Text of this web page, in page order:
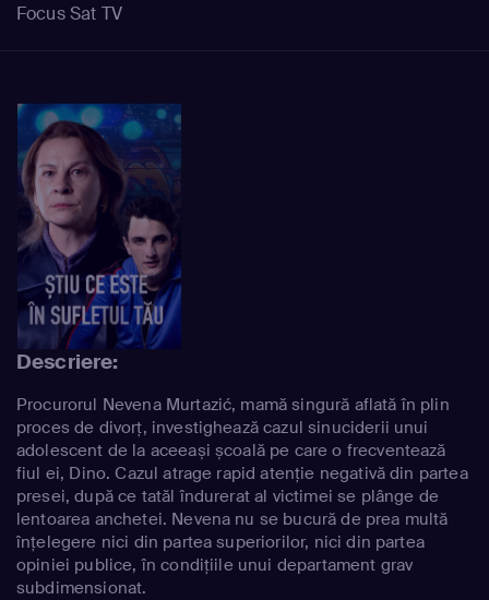
Focus Sat TV
Descriere:
Procurorul Nevena Murtazić, mamă singură aflată în plin
proces de divorț, investighează cazul sinuciderii unui
adolescent de la aceeași școală pe care o frecventează
fiul ei, Dino. Cazul atrage rapid atenție negativă din partea
presei, după ce tatăl îndurerat al victimei se plânge de
lentoarea anchetei. Nevena nu se bucură de prea multă
înțelegere nici din partea superiorilor, nici din partea
opiniei publice, în condițiile unui departament grav
subdimensionat.